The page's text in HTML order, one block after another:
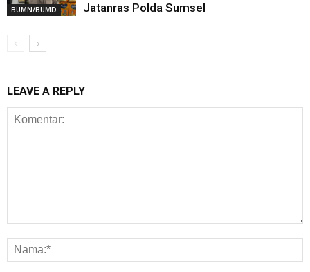
BUMN/BUMD
Jatanras Polda Sumsel
LEAVE A REPLY